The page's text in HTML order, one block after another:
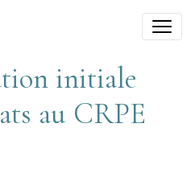
initiale
au CRPE